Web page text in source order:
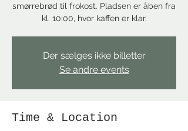
smørrebrød til frokost. Pladsen er åben fra
kl. 10:00, hvor kaffen er klar.
Der sælges ikke billetter
Se andre events
Time & Location